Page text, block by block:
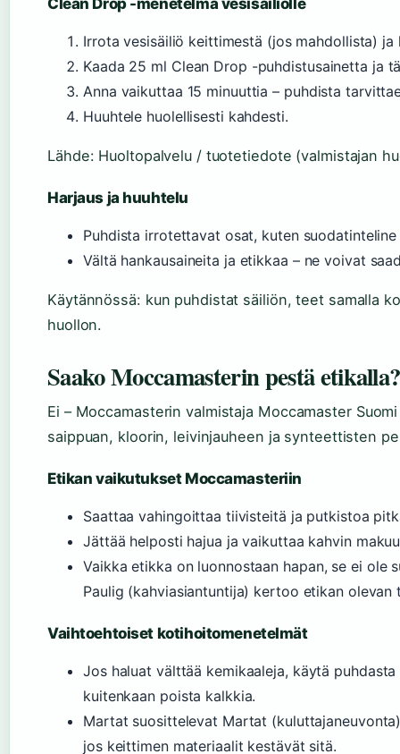
Clean Drop -menetelmä vesisäiliölle
Irrota vesisäiliö keittimestä (jos mahdollista) ja
Kaada 25 ml Clean Drop -puhdistusainetta ja
Anna vaikuttaa 15 minuuttia – puhdista
Huuhtele huolellisesti kahdesti.
Lähde: Huoltopalvelu / tuotetiedote (valmistajan
Harjaus ja huuhtelu
Puhdista irrotettavat osat, kuten
Vältä hankausaineita ja etikkaa – ne voivat
Käytännössä: kun puhdistat säiliön, teet samalla
huollon.
Saako Moccamasterin pestä etikalla?
Ei – Moccamasterin valmistaja Moccamaster
saippuan, kloorin, leivinjauheen ja synteettisten
Etikan vaikutukset Moccamasteriin
Saattaa vahingoittaa tiivisteitä ja putkistoa
Jättää helposti hajua ja vaikuttaa kahvin
Vaikka etikka on luonnostaan hapan, se ei ole
Paulig (kahviasiantuntija) kertoo etikan
Vaihtoehtoiset kotihoitomenetelmät
Jos haluat välttää kemikaaleja, käytä
kuitenkaan poista kalkkia.
Martat suosittelevat Martat
jos keittimen materiaalit kestävät sitä.